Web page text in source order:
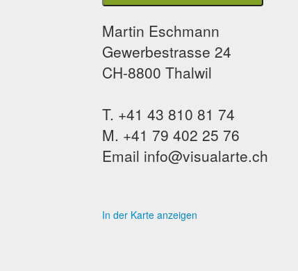
Martin Eschmann
Gewerbestrasse 24
CH-8800 Thalwil
T. +41 43 810 81 74
M. +41 79 402 25 76
Email info@visualarte.ch
In der Karte anzeigen